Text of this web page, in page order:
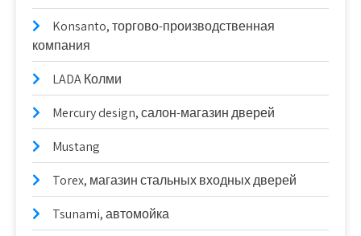
Konsanto, торгово-производственная
компания
LADA Колми
Mercury design, салон-магазин дверей
Mustang
Torex, магазин стальных входных дверей
Tsunami, автомойка